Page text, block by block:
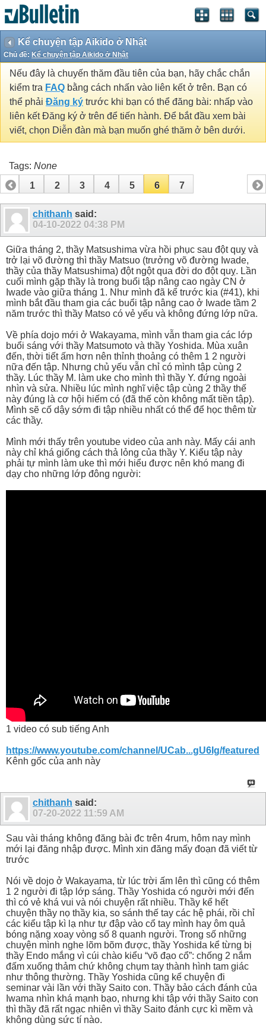
Kể chuyện tập Aikido ở Nhật
Chủ đề: Kể chuyện tập Aikido ở Nhật
Nếu đây là chuyến thăm đầu tiên của bạn, hãy chắc chắn
kiểm tra FAQ bằng cách nhấn vào liên kết ở trên. Bạn có
thể phải Đăng ký trước khi bạn có thể đăng bài: nhấp vào
liên kết Đăng ký ở trên để tiến hành. Để bắt đầu xem bài
viết, chọn Diễn đàn mà bạn muốn ghé thăm ở bên dưới.
Tags: None
1
2 3 4 5 6 7
chithanh said:
04-10-2022 04:38 PM
Giữa tháng 2, thầy Matsushima vừa hồi phục sau đột quỵ và
trở lại võ đường thì thầy Matsuo (trưởng võ đường Iwade,
thầy của thầy Matsushima) đột ngột qua đời do đột quỵ. Lần
cuối mình gặp thầy là trong buổi tập nâng cao ngày CN ở
Iwade vào giữa tháng 1. Như mình đã kể trước kia (#41), khi
mình bắt đầu tham gia các buổi tập nâng cao ở Iwade tầm 2
năm trước thì thầy Matso có vẻ yếu và không đứng lớp nữa.
Về phía dojo mới ở Wakayama, mình vẫn tham gia các lớp
buổi sáng với thầy Matsumoto và thầy Yoshida. Mùa xuân
đến, thời tiết ấm hơn nên thỉnh thoảng có thêm 1 2 người
nữa đến tập. Nhưng chủ yếu vẫn chỉ có mình tập cùng 2
thầy. Lúc thầy M. làm uke cho mình thì thầy Y. đứng ngoài
nhìn và sửa. Nhiều lúc mình nghĩ việc tập cùng 2 thầy thế
này đúng là cơ hội hiếm có (đã thế còn không mất tiền tập).
Mình sẽ cố dậy sớm đi tập nhiều nhất có thể để học thêm từ
các thầy.
Mình mới thấy trên youtube video của anh này. Mấy cái anh
này chỉ khá giống cách thả lỏng của thầy Y. Kiểu tập này
phải tự mình làm uke thì mới hiểu được nên khó mang đi
dạy cho những lớp đông người:
1 video có sub tiếng Anh
https://www.youtube.com/channel/UCab...gU6Ig/featured
Kênh gốc của anh này
chithanh said:
07-20-2022 11:59 AM
Sau vài tháng không đăng bài đc trên 4rum, hôm nay mình
mới lại đăng nhập được. Mình xin đăng mấy đoạn đã viết từ
trước
Nói về dojo ở Wakayama, từ lúc trời ấm lên thì cũng có thêm
1 2 người đi tập lớp sáng. Thầy Yoshida có người mới đến
thì có vẻ khá vui và nói chuyện rất nhiều. Thầy kể hết
chuyện thầy nọ thầy kia, so sánh thế tay các hệ phái, rồi chỉ
các kiểu tập kì lạ như tự đập vào cổ tay mình hay ôm quả
bóng nặng xoay vòng số 8 quanh người. Trong số những
chuyện mình nghe lõm bõm được, thầy Yoshida kể từng bị
thầy Endo mắng vì cúi chào kiểu “võ đạo cổ”: chống 2 nắm
đấm xuống thảm chứ không chụm tay thành hình tam giác
như thông thường. Thầy Yoshida cũng kể chuyện đi
seminar vài lần với thầy Saito con. Thầy bảo cách đánh của
Iwama nhìn khá mạnh bạo, nhưng khi tập với thầy Saito con
thì thầy đã rất ngạc nhiên vì thầy Saito đánh cực kì mềm và
không dùng sức tí nào.